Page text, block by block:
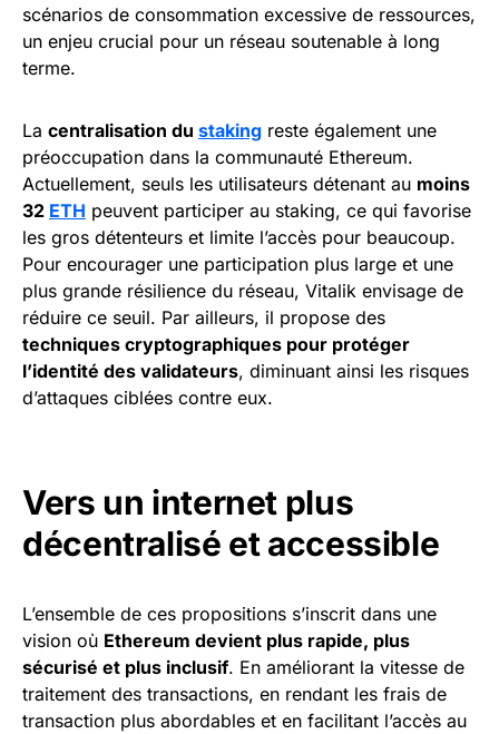
scénarios de consommation excessive de ressources,
un enjeu crucial pour un réseau soutenable à long
terme.
La centralisation du staking reste également une
préoccupation dans la communauté Ethereum.
Actuellement, seuls les utilisateurs détenant au moins
32 ETH peuvent participer au staking, ce qui favorise
les gros détenteurs et limite l’accès pour beaucoup.
Pour encourager une participation plus large et une
plus grande résilience du réseau, Vitalik envisage de
réduire ce seuil. Par ailleurs, il propose des
techniques cryptographiques pour protéger
l’identité des validateurs, diminuant ainsi les risques
d’attaques ciblées contre eux.
Vers un internet plus
décentralisé et accessible
L’ensemble de ces propositions s’inscrit dans une
vision où Ethereum devient plus rapide, plus
sécurisé et plus inclusif. En améliorant la vitesse de
traitement des transactions, en rendant les frais de
transaction plus abordables et en facilitant l’accès au